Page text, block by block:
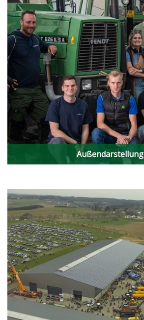
Außendarstellung